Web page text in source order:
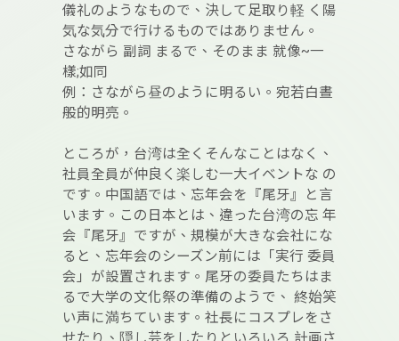
儀礼のようなもので、決して足取り軽 く陽
気な気分で行けるものではありません。
さながら 副詞 まるで、そのまま 就像~一
樣;如同
例：さながら昼のように明るい。宛若白晝
般的明亮。
ところが，台湾は全くそんなことはなく、
社員全員が仲良く楽しむ一大イベントな の
です。中国語では、忘年会を『尾牙』と言
います。この日本とは、違った台湾の忘 年
会『尾牙』ですが、規模が大きな会社にな
ると、忘年会のシーズン前には「実行 委員
会」が設置されます。尾牙の委員たちはま
るで大学の文化祭の準備のようで、 終始笑
い声に満ちています。社長にコスプレをさ